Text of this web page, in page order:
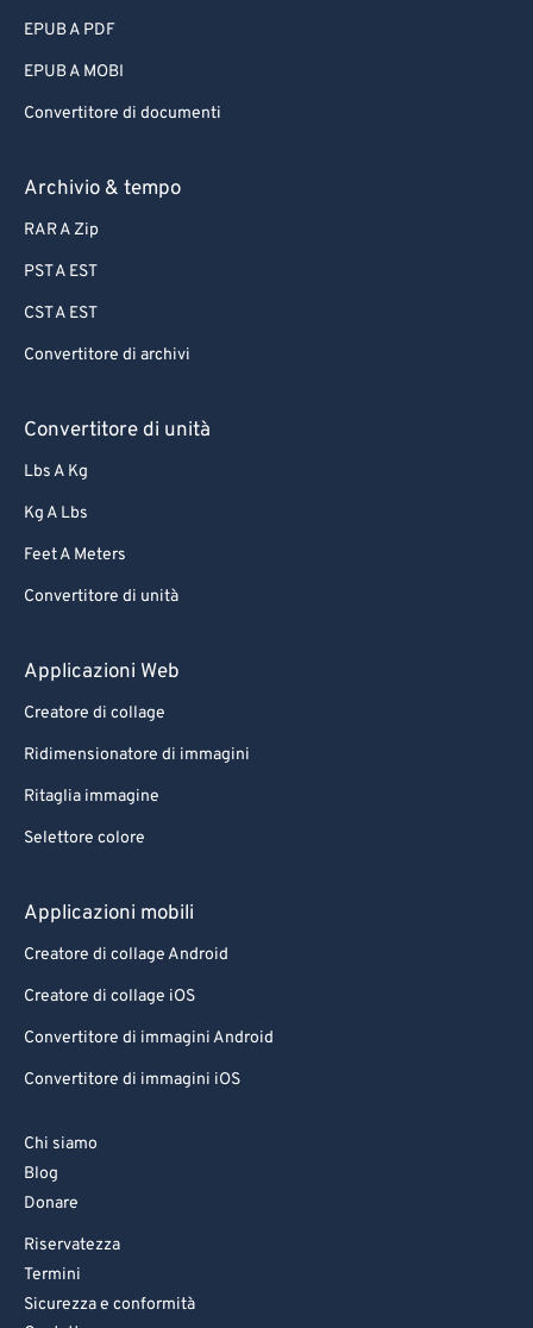
EPUB A PDF
EPUB A MOBI
Convertitore di documenti
Archivio & tempo
RAR A Zip
PST A EST
CST A EST
Convertitore di archivi
Convertitore di unità
Lbs A Kg
Kg A Lbs
Feet A Meters
Convertitore di unità
Applicazioni Web
Creatore di collage
Ridimensionatore di immagini
Ritaglia immagine
Selettore colore
Applicazioni mobili
Creatore di collage Android
Creatore di collage iOS
Convertitore di immagini Android
Convertitore di immagini iOS
Chi siamo
Blog
Donare
Riservatezza
Termini
Sicurezza e conformità